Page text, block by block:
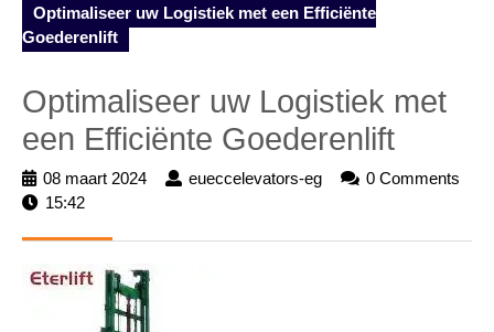
Optimaliseer uw Logistiek met een Efficiënte
Goederenlift
Optimaliseer uw Logistiek met
een Efficiënte Goederenlift
08 maart 2024
08
eueccelevators-eg
eueccelevators-
0 Comments
15:42